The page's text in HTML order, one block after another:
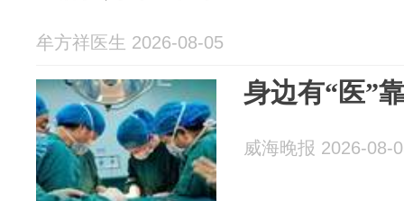
牟方祥医生 2026-08-05
身边有“医”
威海晚报 2026-08-